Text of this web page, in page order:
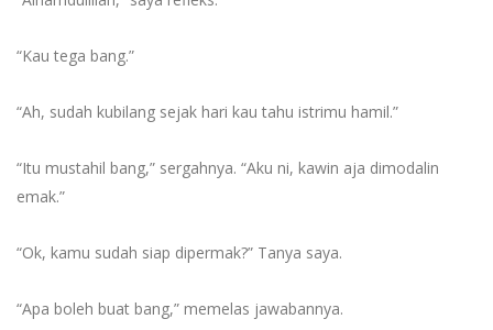
“Kau tega bang.”
“Ah, sudah kubilang sejak hari kau tahu istrimu hamil.”
“Itu mustahil bang,” sergahnya. “Aku ni, kawin aja dimodalin
emak.”
“Ok, kamu sudah siap dipermak?” Tanya saya.
“Apa boleh buat bang,” memelas jawabannya.